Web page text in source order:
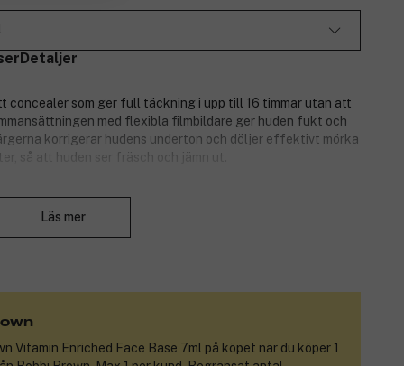
Detaljer
concealer som ger full täckning i upp till 16 timmar utan att
med flexibla filmbildare ger huden fukt och
korrigerar hudens underton och döljer effektivt mörka
så att huden ser fräsch och jämn ut.
Läs mer
Vitamin Enriched Face Base 7ml på köpet när du köper 1